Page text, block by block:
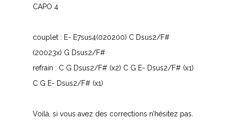
CAPO 4
couplet : E- E7sus4(020200) C Dsus2/F#
(20023x) G Dsus2/F#
refrain : C G Dsus2/F# (x2) C G E- Dsus2/F# (x1)
C G E- Dsus2/F# (x1)
Voilà, si vous avez des corrections n’hésitez pas.